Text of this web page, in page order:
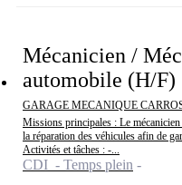
Mécanicien /
automobile (H/F)
GARAGE MECANIQUE
Missions principales : Le
la réparation des véhicules afin de
Activités et tâches : -...
CDI - Temps plein